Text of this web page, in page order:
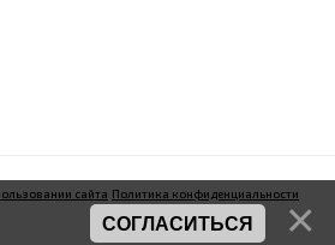
сайта Политика конфиденциальности
СОГЛАСИТЬСЯ